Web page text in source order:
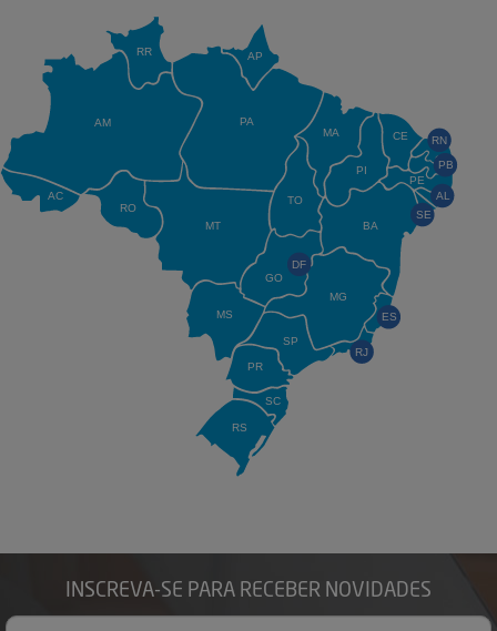
BA
SE
PE
AL
AM PA
MT
RO
AC
AP
RJ
RS
SC
PR
SP
MS
GO
MG
ES
PI
CE
RR
TO
MA
RN
PB
DF
INSCREVA-SE PARA RECEBER NOVIDADES